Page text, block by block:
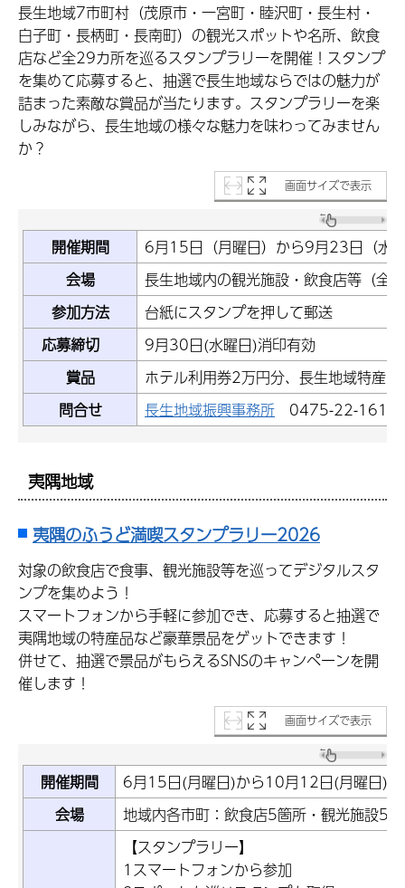
長生地域7市町村（茂原市・一宮町・睦沢町・長生村・
白子町・長柄町・長南町）の観光スポットや名所、飲食
店など全29カ所を巡るスタンプラリーを開催！スタンプ
を集めて応募すると、抽選で長生地域ならではの魅力が
詰まった素敵な賞品が当たります。スタンプラリーを楽
しみながら、長生地域の様々な魅力を味わってみません
か？
画面サイズで表示
開催期間
6月15日（月曜日）から9月23日（水
会場
長生地域内の観光施設・飲食店等（全
参加方法
台紙にスタンプを押して郵送
応募締切
9月30日(水曜日)消印有効
賞品
ホテル利用券2万円分、長生地域特産
問合せ
長生地域振興事務所 0475-22-1610
夷隅地域
夷隅のふうど満喫スタンプラリー2026
対象の飲食店で食事、観光施設等を巡ってデジタルスタ
ンプを集めよう！
スマートフォンから手軽に参加でき、応募すると抽選で
夷隅地域の特産品など豪華景品をゲットできます！
併せて、抽選で景品がもらえるSNSのキャンペーンを開
催します！
画面サイズで表示
開催期間
6月15日(月曜日)から10月12日(月曜日)
会場
地域内各市町：飲食店5箇所・観光施設5
【スタンプラリー】
1スマートフォンから参加